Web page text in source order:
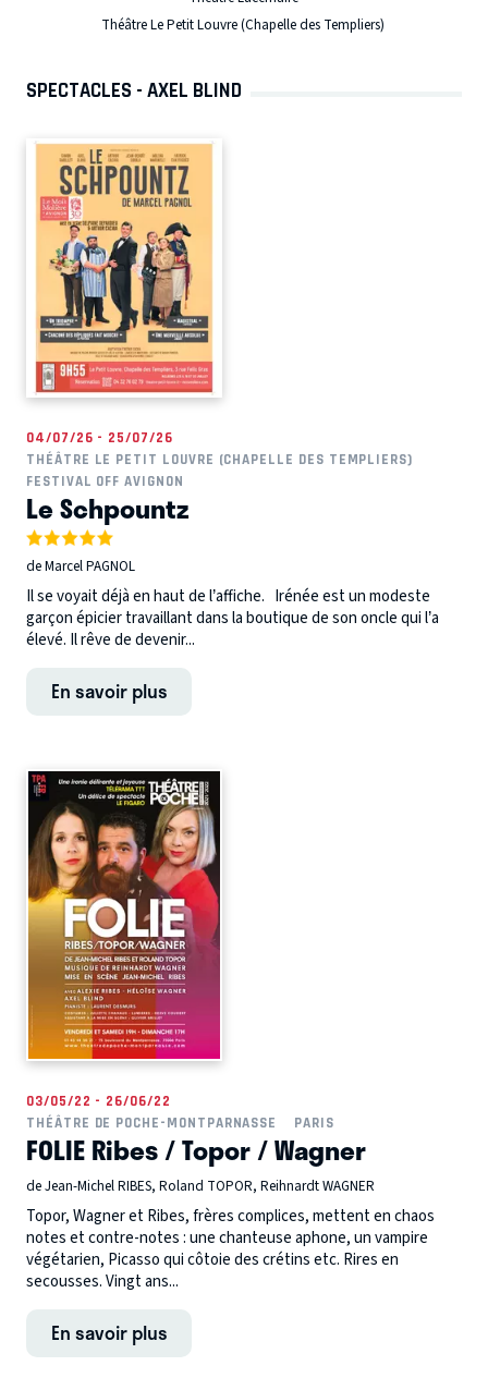
Théâtre Le Petit Louvre (Chapelle des Templiers)
SPECTACLES - AXEL BLIND
04/07/26 - 25/07/26
THÉÂTRE LE PETIT LOUVRE (CHAPELLE DES TEMPLIERS)
FESTIVAL OFF AVIGNON
Le Schpountz
de Marcel PAGNOL
Il se voyait déjà en haut de l’affiche. Irénée est un modeste
garçon épicier travaillant dans la boutique de son oncle qui l’a
élevé. Il rêve de devenir...
En savoir plus
03/05/22 - 26/06/22
THÉÂTRE DE POCHE-MONTPARNASSE
PARIS
FOLIE Ribes / Topor / Wagner
de Jean-Michel RIBES, Roland TOPOR, Reihnardt WAGNER
Topor, Wagner et Ribes, frères complices, mettent en chaos
notes et contre-notes : une chanteuse aphone, un vampire
végétarien, Picasso qui côtoie des crétins etc. Rires en
secousses. Vingt ans...
En savoir plus